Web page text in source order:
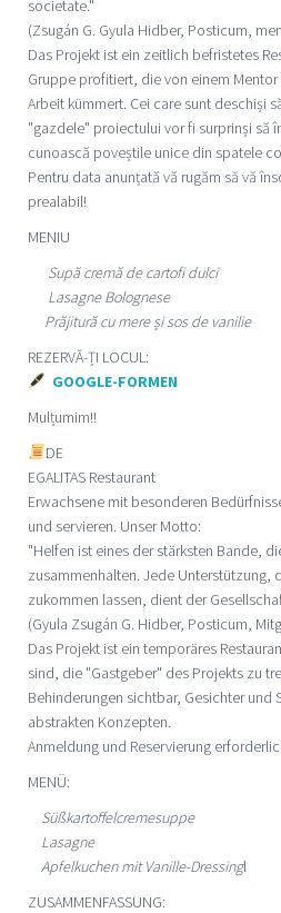
societate."
(Zsugán G. Gyula Hidber, Posticum,
Das Projekt ist ein zeitlich befristetes
Gruppe profitiert, die von einem
Arbeit kümmert. Cei care sunt deschiși
"gazdele" proiectului vor fi surprinși să
cunoască poveștile unice din spatele
Pentru data anunțată vă rugăm să vă
prealabil!
MENIU
Supă cremă de cartofi dulci
Lasagne Bolognese
Prăjitură cu mere și sos de vanilie
REZERVĂ-ȚI LOCUL:
GOOGLE-FORMEN
Mulțumim!!
DE
EGALITAS Restaurant
Erwachsene mit besonderen
und servieren. Unser Motto:
"Helfen ist eines der stärksten Bande,
zusammenhalten. Jede Unterstützung,
zukommen lassen, dient der
(Gyula Zsugán G. Hidber, Posticum,
Das Projekt ist ein temporäres
sind, die "Gastgeber" des Projekts zu
Behinderungen sichtbar, Gesichter und
abstrakten Konzepten.
Anmeldung und Reservierung
MENÜ:
Süßkartoffelcremesuppe
Lasagne
Apfelkuchen mit Vanille-Dressingl
ZUSAMMENFASSUNG: